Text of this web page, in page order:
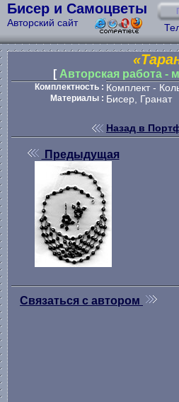
Бисер и Самоцветы
Авторский сайт
[Авторская работа -
Комплектность : Комплект -
Материалы : Бисер, Гранат
Назад в
Предыдущая
Связаться с автором